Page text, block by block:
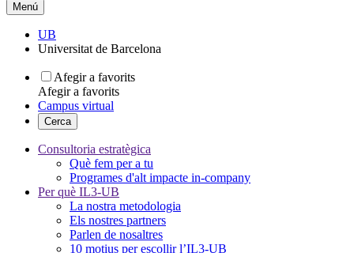
Menú
UB
Universitat de Barcelona
Afegir a favorits
Afegir a favorits
Campus virtual
Cerca
Consultoria estratègica
Què fem per a tu
Programes d'alt impacte in-company
Per què IL3-UB
La nostra metodologia
Els nostres partners
Parlen de nosaltres
10 motius per escollir l’IL3-UB